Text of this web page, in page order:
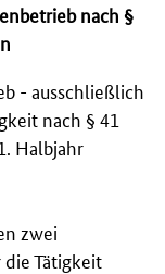
nach §
- ausschließlich
nach § 41
Halbjahr
zwei
Tätigkeit